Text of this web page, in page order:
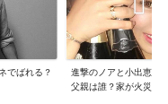
でばれる？
進撃のノアと小出恵介
父親は誰？家が火災...